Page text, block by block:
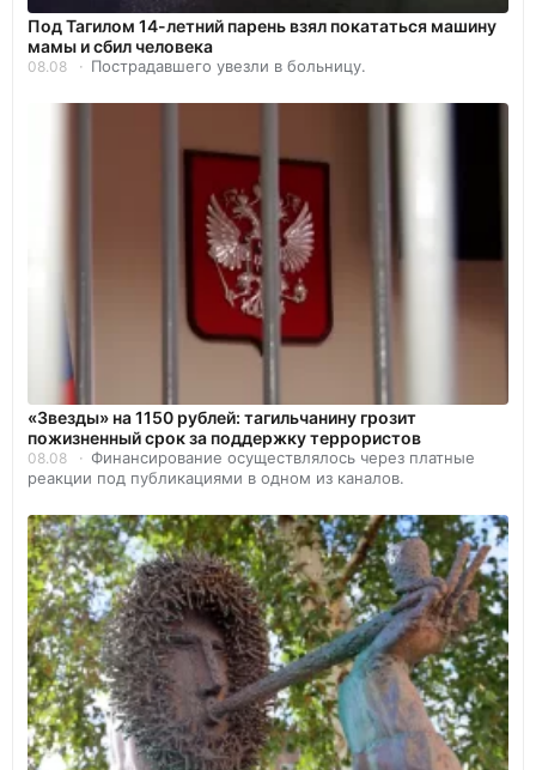
Под Тагилом 14-летний парень взял покататься машину
мамы и сбил человека
08.08 Пострадавшего увезли в больницу.
«Звезды» на 1150 рублей: тагильчанину грозит
пожизненный срок за поддержку террористов
08.08
Финансирование осуществлялось через платные
реакции под публикациями в одном из каналов.